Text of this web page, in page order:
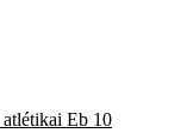
Eb 10